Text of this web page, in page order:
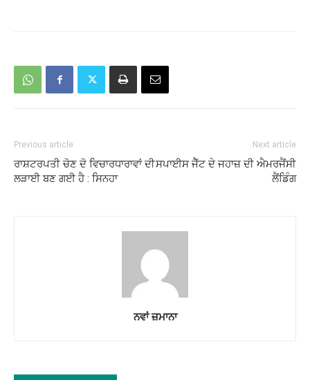
Previous article
ਰਾਸ਼ਟਰਪਤੀ ਚੋਣ ਦੋ ਵਿਚਾਰਧਾਰਾਵਾਂ ਦੀ
ਲੜਾਈ ਬਣ ਗਈ ਹੈ : ਸਿਨਹਾ
Next article
ਸਪਾਈਸ ਜੈੱਟ ਦੇ ਜਹਾਜ਼ ਦੀ ਐਮਰਜੈਂਸੀ
ਲੈਂਡਿੰਗ
ਨਵਾਂ ਜ਼ਮਾਨਾ